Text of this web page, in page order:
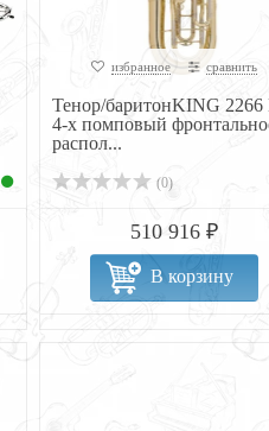
избранное сравнить
Тенор/баритонKING 2266
4-х помповый
распол...
(0)
510 916 ₽
В корзину